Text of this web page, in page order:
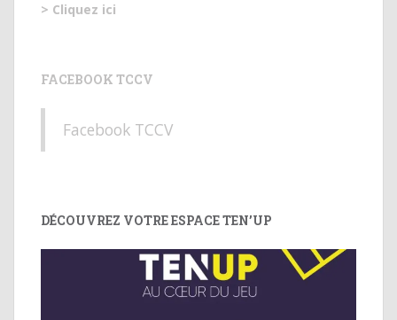
> Cliquez ici
FACEBOOK TCCV
Facebook TCCV
DÉCOUVREZ VOTRE ESPACE TEN’UP